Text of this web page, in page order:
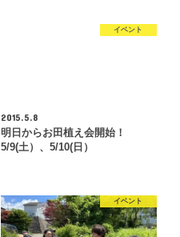
イベント
2015.5.8
明日からお田植え会開始！
5/9(土）、5/10(日）
イベント